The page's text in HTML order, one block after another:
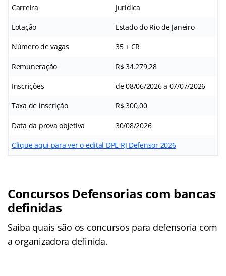
Carreira Jurídica
Lotação Estado do Rio de Janeiro
Número de vagas 35 + CR
Remuneração R$ 34.279,28
Inscrições de 08/06/2026 a 07/07/2026
Taxa de inscrição R$ 300,00
Data da prova objetiva 30/08/2026
Clique aqui para ver o edital DPE RJ Defensor 2026
Concursos Defensorias com bancas
definidas
Saiba quais são os concursos para defensoria com
a organizadora definida.